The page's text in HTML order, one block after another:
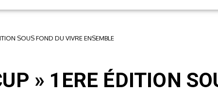
SOUS FOND DU VIVRE ENSEMBLE
» 1ERE ÉDITION